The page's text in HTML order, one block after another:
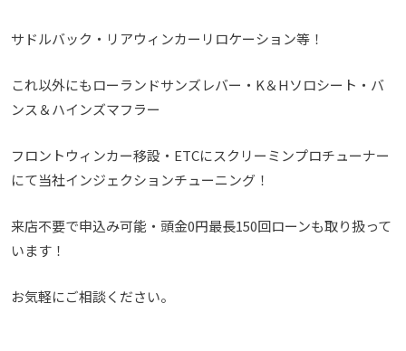
サドルバック・リアウィンカーリロケーション等！
これ以外にもローランドサンズレバー・K＆Hソロシート・バ
ンス＆ハインズマフラー
フロントウィンカー移設・ETCにスクリーミンプロチューナー
にて当社インジェクションチューニング！
来店不要で申込み可能・頭金0円最長150回ローンも取り扱って
います！
お気軽にご相談ください。